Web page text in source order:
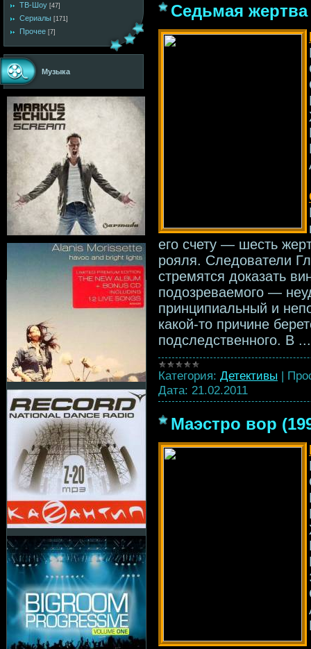
ТВ-Шоу [47]
Сериалы [171]
Прочее [7]
Музыка
Седьмая жертва
его счету — шесть
рояля. Следователи
стремятся доказать
подозреваемого —
принципиальный и
какой-то причине
подследственного. В
Категория: Детективы |
Дата: 21.02.2011
Маэстро вор